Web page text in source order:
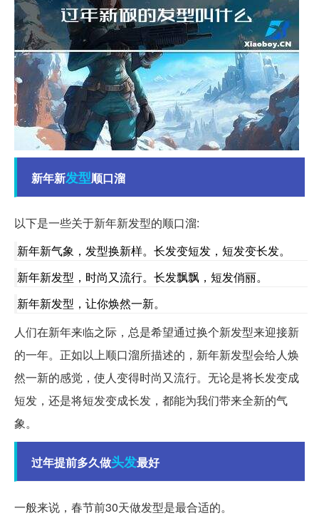
新年新发型顺口溜
以下是一些关于新年新发型的顺口溜:
新年新气象，发型换新样。长发变短发，短发变长发。
新年新发型，时尚又流行。长发飘飘，短发俏丽。
新年新发型，让你焕然一新。
人们在新年来临之际，总是希望通过换个新发型来迎接新
的一年。正如以上顺口溜所描述的，新年新发型会给人焕
然一新的感觉，使人变得时尚又流行。无论是将长发变成
短发，还是将短发变成长发，都能为我们带来全新的气
象。
过年提前多久做头发最好
一般来说，春节前30天做发型是最合适的。